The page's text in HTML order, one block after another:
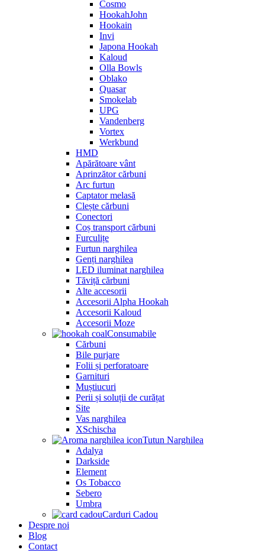
Cosmo
HookahJohn
Hookain
Invi
Japona Hookah
Kaloud
Olla Bowls
Oblako
Quasar
Smokelab
UPG
Vandenberg
Vortex
Werkbund
HMD
Apărătoare vânt
Aprinzător cărbuni
Arc furtun
Captator melasă
Clește cărbuni
Conectori
Coș transport cărbuni
Furculițe
Furtun narghilea
Genți narghilea
LED iluminat narghilea
Tăviță cărbuni
Alte accesorii
Accesorii Alpha Hookah
Accesorii Kaloud
Accesorii Moze
Consumabile
Cărbuni
Bile purjare
Folii și perforatoare
Garnituri
Muștiucuri
Perii și soluții de curățat
Site
Vas narghilea
XSchischa
Tutun Narghilea
Adalya
Darkside
Element
Os Tobacco
Sebero
Umbra
Carduri Cadou
Despre noi
Blog
Contact